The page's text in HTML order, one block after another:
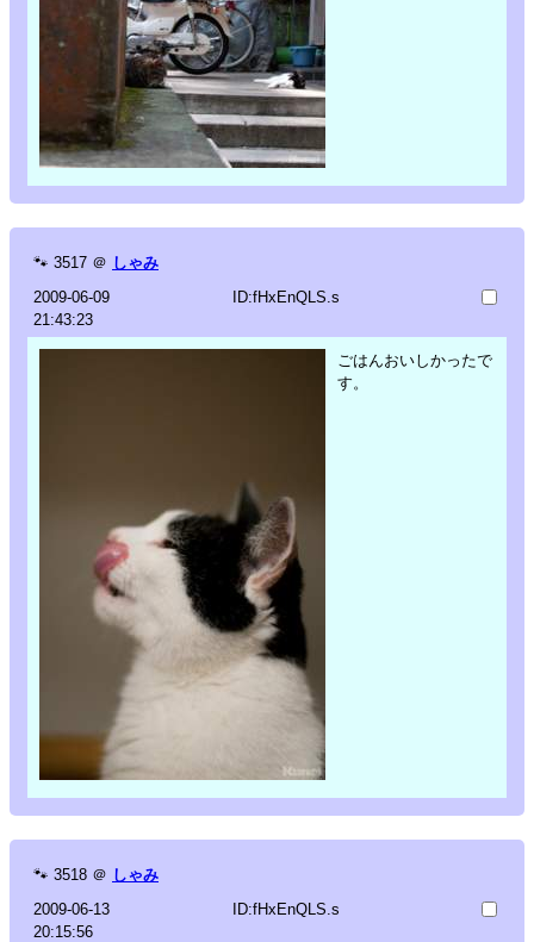
🐾 3517 ＠ しゃみ
2009-06-09
21:43:23
ID:fHxEnQLS.s
ごはんおいしかったで
す。
🐾 3518 ＠ しゃみ
2009-06-13
20:15:56
ID:fHxEnQLS.s